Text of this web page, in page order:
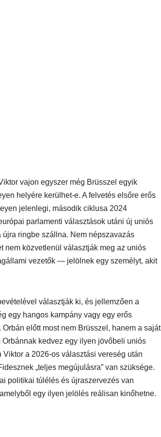
vajon egyszer még Brüsszel egyik
helyére kerülhet-e. A felvetés elsőre erős
jelenlegi, második ciklusa 2024
parlamenti választások utáni új uniós
ringbe szállna. Nem népszavazás
nem közvetlenül választják meg az uniós
vezetők — jelölnek egy személyt, akit
választják ki, és jellemzően a
egy hangos kampány vagy egy erős
előtt most nem Brüsszel, hanem a saját
kedvez egy ilyen jövőbeli uniós
a 2026-os választási vereség után
„teljes megújulásra” van szüksége.
politikai túlélés és újraszervezés van
egy ilyen jelölés reálisan kinőhetne.